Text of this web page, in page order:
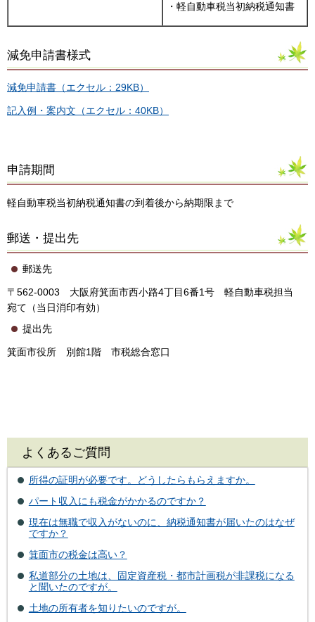
・軽自動車税当初納税通知書
減免申請書様式
減免申請書（エクセル：29KB）
記入例・案内文（エクセル：40KB）
申請期間
軽自動車税当初納税通知書の到着後から納期限まで
郵送・提出先
郵送先
〒562-0003 大阪府箕面市西小路4丁目6番1号 軽自動車税担当
宛て（当日消印有効）
提出先
箕面市役所 別館1階 市税総合窓口
よくあるご質問
所得の証明が必要です。どうしたらもらえますか。
パート収入にも税金がかかるのですか？
現在は無職で収入がないのに、納税通知書が届いたのはなぜ
ですか？
箕面市の税金は高い？
私道部分の土地は、固定資産税・都市計画税が非課税になる
と聞いたのですが。
土地の所有者を知りたいのですが。